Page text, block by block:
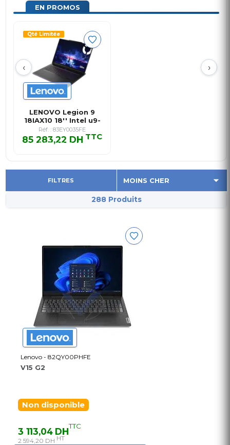
EN PROMOS
‹ ›
Qté Limitée
LENOVO Legion 9
18IAX10 18'' Intel u9-
275HX …
Réf. : 83EY0035FE
85 283,22 DH TTC
85 283,22 DH TTC
FILTRES
288 Produits
Lenovo - 82QY00PHFE
V15 G2
Non disponible
3 113,04 DHTTC
2 594,20 DH HT